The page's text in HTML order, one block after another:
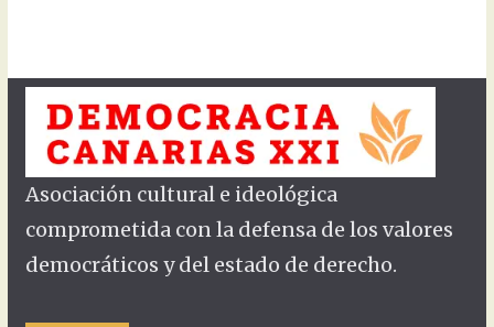
Asociación cultural e ideológica
comprometida con la defensa de los valores
democráticos y del estado de derecho.